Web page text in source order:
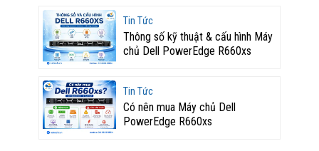
Tin Tức
Thông số kỹ thuật & cấu hình Máy
chủ Dell PowerEdge R660xs
Tin Tức
Có nên mua Máy chủ Dell
PowerEdge R660xs